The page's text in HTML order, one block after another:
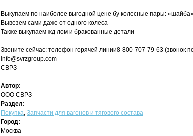
Выкупаем по наиболее выгодной цене бу колесные пары:
Вывезем сами даже от одного колеса
Также выкупаем жд лом и бракованные детали
Звоните сейчас: телефон горячей линии8-800-707-79-63
info@svrzgroup.com
СВРЗ
Автор:
ООО СВРЗ
Раздел:
Покупка, Запчасти для вагонов и тягового состава
Город:
Москва